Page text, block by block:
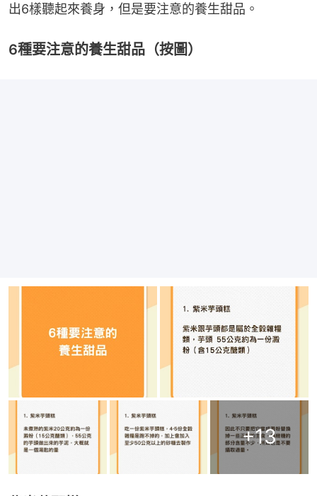
出6樣聽起來養身，但是要注意的養生甜品。
6種要注意的養生甜品（按圖）
+13